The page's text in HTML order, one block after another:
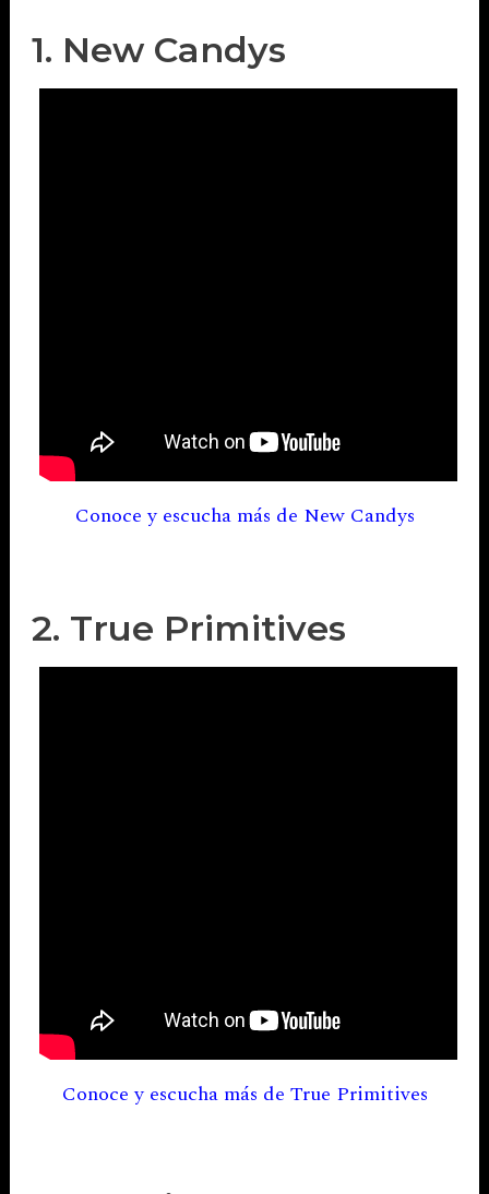
1. New Candys
Conoce y escucha más de New Candys
2. True Primitives
Conoce y escucha más de True Primitives